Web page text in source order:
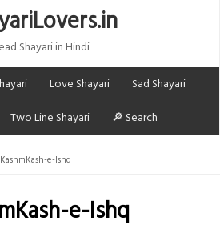
Shayari in Hindi
Love Shayari
Sad Shayari
Two Line Shayari 🔎 Search
e-Ishq
e-Ishq